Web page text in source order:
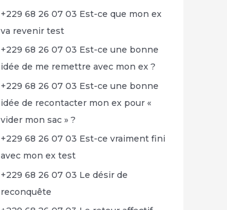
+229 68 26 07 03 Est-ce que mon ex
va revenir test
+229 68 26 07 03 Est-ce une bonne
idée de me remettre avec mon ex ?
+229 68 26 07 03 Est-ce une bonne
idée de recontacter mon ex pour «
vider mon sac » ?
+229 68 26 07 03 Est-ce vraiment fini
avec mon ex test
+229 68 26 07 03 Le désir de
reconquête